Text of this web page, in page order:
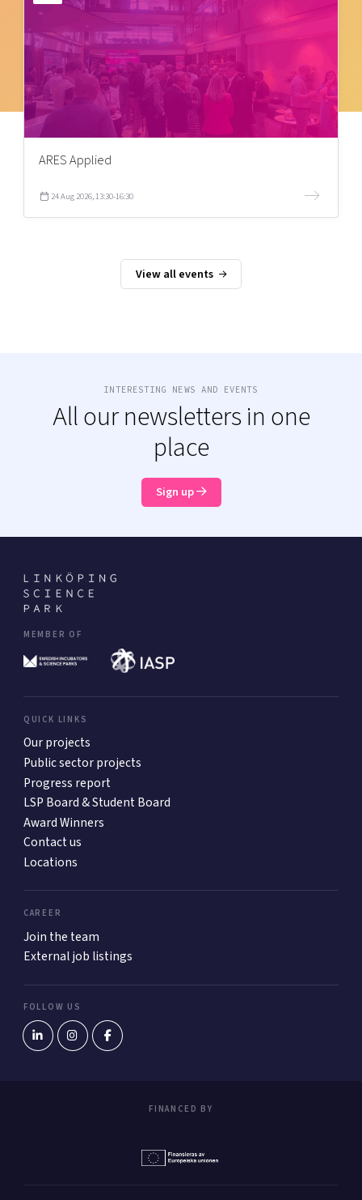
ARES Applied
24 Aug 2026, 13:30-16:30
View all events
INTERESTING NEWS AND EVENTS
All our newsletters in one
place
Sign up
MEMBER OF
QUICK LINKS
Our projects
Public sector projects
Progress report
LSP Board & Student Board
Award Winners
Contact us
Locations
CAREER
Join the team
External job listings
FOLLOW US
FINANCED BY